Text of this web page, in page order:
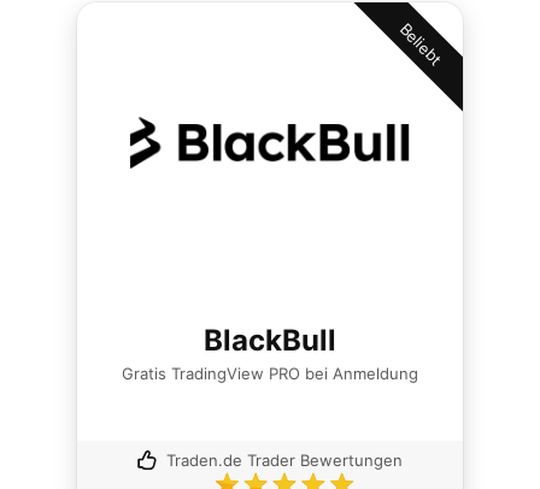
BlackBull
Gratis TradingView PRO bei Anmeldung
Traden.de Trader Bewertungen
Beliebt